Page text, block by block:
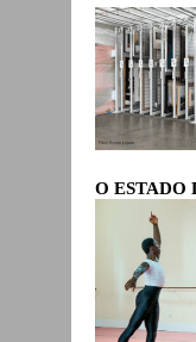
O ESTADO